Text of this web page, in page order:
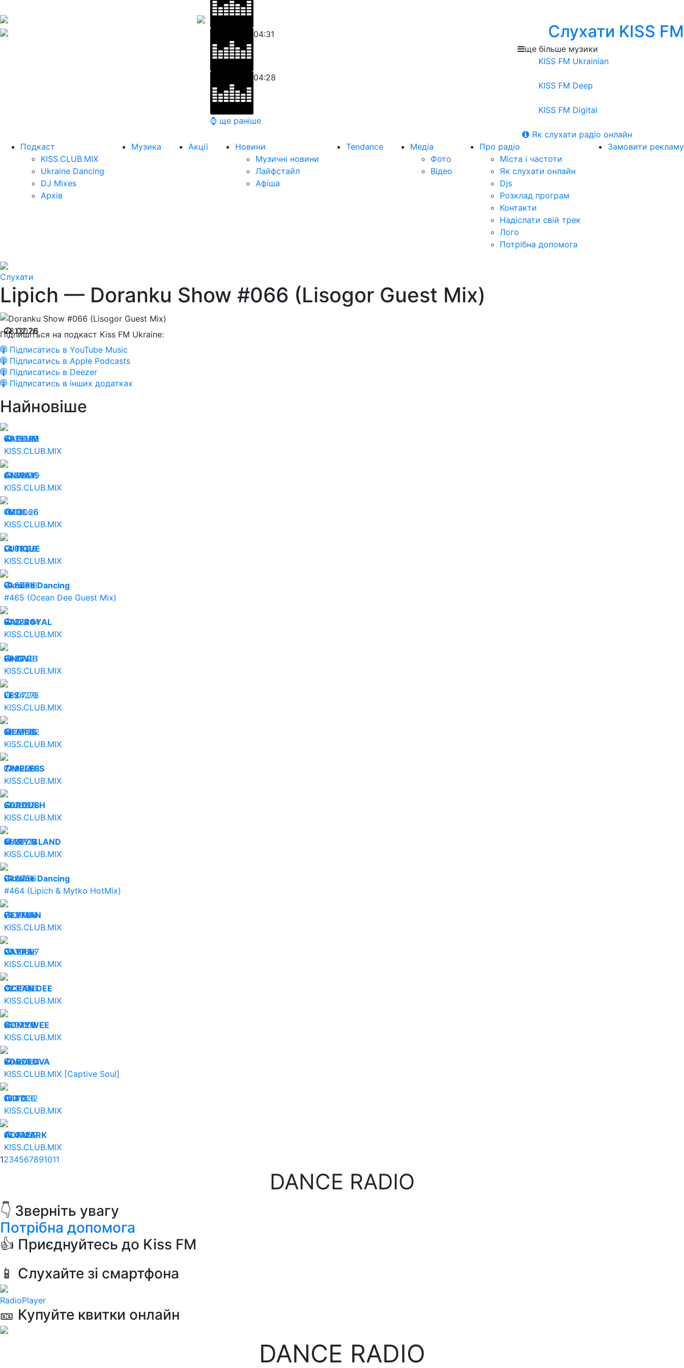
04:31
04:28
⌚ ще раніше
Слухати KISS FM
ще більше музики
KISS FM Ukrainian
KISS FM Deep
KISS FM Digital
Як слухати радіо онлайн
Подкаст
KISS.CLUB.MIX
Ukraine Dancing
DJ Mixes
Архів
Музика Акції
Новини
Музичні новини
Лайфстайл
Афіша
Tendance
Медіа
Фото
Відео
Про радіо
Міста і частоти
Як слухати онлайн
Djs
Розклад програм
Контакти
Надіслати свій трек
Лого
Потрібна допомога
Замовити рекламу
Слухати
Lipich — Doranku Show #066 (Lisogor Guest Mix)
28.02.26
13076
Підпишіться на подкаст Kiss FM Ukraine:
Підписатись в YouTube Music
Підписатись в Apple Podcasts
Підписатись в Deezer
Підписатись в інших додатках
Найновіше
05.08.26
15062
KAELUM
KISS.CLUB.MIX
04.08.26
20649
ANWAY
KISS.CLUB.MIX
03.08.26
18066
1MO:
KISS.CLUB.MIX
01.08.26
8911
LUTIQUE
KISS.CLUB.MIX
31.07.26
30718
Ukraine Dancing
#465 (Ocean Dee Guest Mix)
31.07.26
23444
RAD ROYAL
KISS.CLUB.MIX
30.07.26
23401
PINGVI
KISS.CLUB.MIX
29.07.26
24278
LES
KISS.CLUB.MIX
28.07.26
23882
MEMFIS
KISS.CLUB.MIX
27.07.26
29568
TIMELESS
KISS.CLUB.MIX
26.07.26
25670
SOROUSH
KISS.CLUB.MIX
25.07.26
28774
MARY'S LAND
KISS.CLUB.MIX
24.07.26
9051
Ukraine Dancing
#464 (Lipich & Mytko HotMix)
24.07.26
29104
HEYMAN
KISS.CLUB.MIX
23.07.26
30697
DAYRA
KISS.CLUB.MIX
22.07.26
35581
OCEAN DEE
KISS.CLUB.MIX
21.07.26
31103
NØMYWEE
KISS.CLUB.MIX
20.07.26
46484
KOROLOVA
KISS.CLUB.MIX [Captive Soul]
19.07.26
41832
DID’O
KISS.CLUB.MIX
18.07.26
41452
ADAMARK
KISS.CLUB.MIX
1234567891011
DANCE RADIO
👇 Зверніть увагу
Потрібна допомога
👍 Приєднуйтесь до Kiss FM
📱 Слухайте зі смартфона
RadioPlayer
🎫 Купуйте квитки онлайн
DANCE RADIO